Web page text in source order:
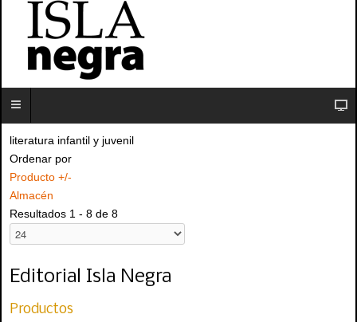
literatura infantil y juvenil
Ordenar por
Producto +/-
Almacén
Resultados 1 - 8 de 8
Editorial Isla Negra
Productos